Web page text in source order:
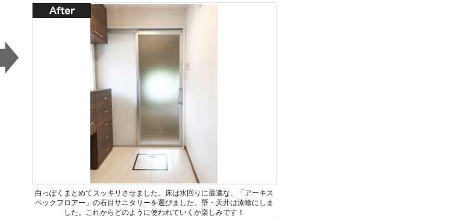
白っぽくまとめてスッキリさせました。床は水回りに最適な、「アーキス
ペックフロアー」の石目サニタリーを選びました。壁・天井は漆喰にしま
した。これからどのように使われていくか楽しみです！